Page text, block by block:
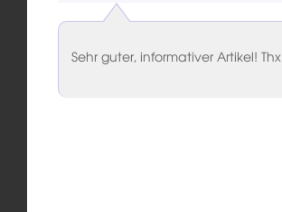
Sehr guter, informativer Artikel! Thx